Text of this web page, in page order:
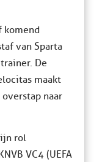
komend
van Sparta
De
maakt
naar
rol
VC4 (UEFA